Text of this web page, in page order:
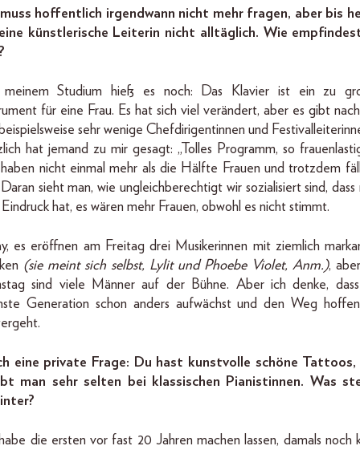
hoffentlich irgendwann nicht mehr fragen, aber bis
künstlerische Leiterin nicht alltäglich. Wie
Studium hieß es noch: Das Klavier ist ein zu
für eine Frau. Es hat sich viel verändert, aber es gibt
sehr wenige Chefdirigentinnen und
hat jemand zu mir gesagt: „Tolles Programm, so
nicht einmal mehr als die Hälfte Frauen und trotzdem
sieht man, wie ungleichberechtigt wir sozialisiert sind, dass
hat, es wären mehr Frauen, obwohl es nicht stimmt.
es eröffnen am Freitag drei Musikerinnen mit ziemlich
(sie meint sich selbst, Lylit und Phoebe Violet, Anm.),
sind viele Männer auf der Bühne. Aber ich denke,
Generation schon anders aufwächst und den Weg
eine private Frage: Du hast kunstvolle schöne Tattoos,
man sehr selten bei klassischen Pianistinnen. Was
die ersten vor fast 20 Jahren machen lassen, damals noch